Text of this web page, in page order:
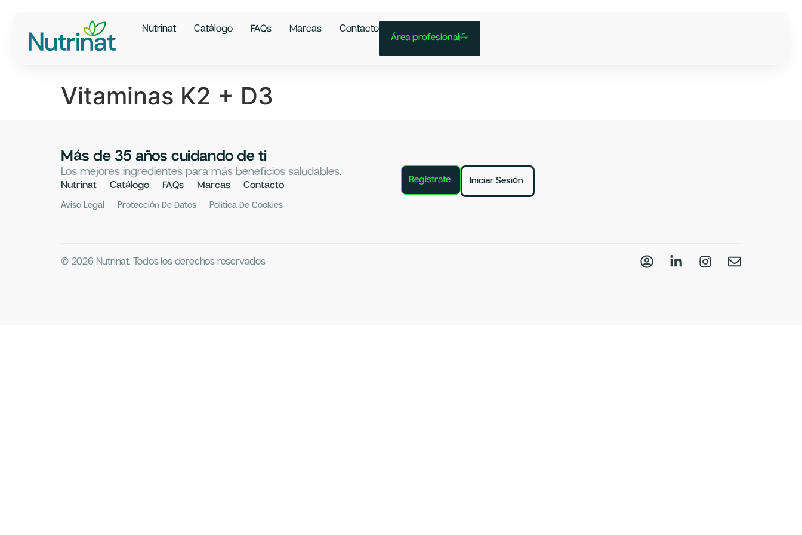
Nutrinat Catálogo FAQs Marcas Contacto
Área profesional
Vitaminas K2 + D3
Más de 35 años cuidando de ti
Los mejores ingredientes para más beneficios saludables.
Nutrinat Catálogo FAQs Marcas Contacto
Aviso Legal Protección De Datos Política De Cookies
Registrate Iniciar Sesión
© 2026 Nutrinat. Todos los derechos reservados